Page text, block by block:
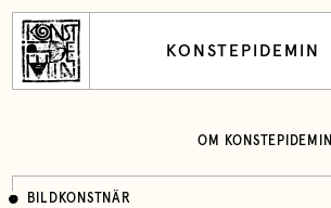
KONSTEPIDEMIN
OM KONSTEPIDEMIN
BILDKONSTNÄR